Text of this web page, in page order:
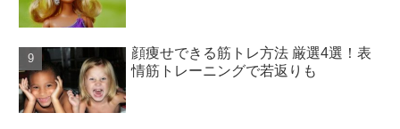
顔痩せできる筋トレ方法 厳選4選！表
情筋トレーニングで若返りも